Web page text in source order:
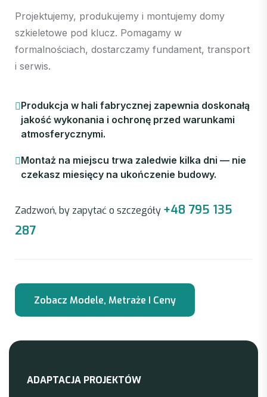
Projektujemy, produkujemy i montujemy domy
szkieletowe pod klucz. Pomagamy w
formalnościach, dostarczamy fundament, transport
i serwis.
Produkcja w hali fabrycznej zapewnia doskonałą
jakość wykonania i ochronę przed warunkami
atmosferycznymi.
Montaż na miejscu trwa zaledwie kilka dni — nie
czekasz miesięcy na ukończenie budowy.
Zadzwoń, by zapytać o szczegóły +48 795 135
287
ADAPTACJA PROJEKTÓW